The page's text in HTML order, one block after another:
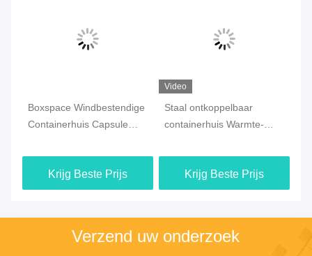
Staal ontkoppelbaar
containerhuis Warmte-
Krijg Beste Prijs
Video
Beveiligingskantoor
Containerhuis,
modulaire containerhuis
Krijg Beste Prijs
Verzend uw onderzoek